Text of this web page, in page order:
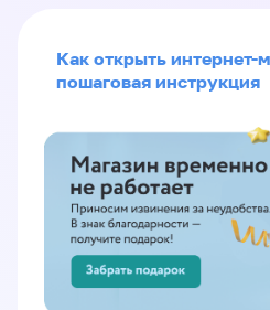
Как открыть интернет-
пошаговая инструкция